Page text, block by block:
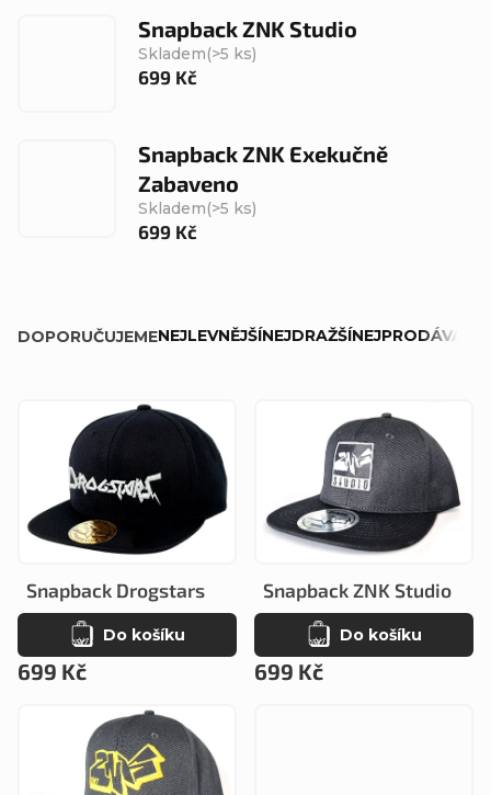
Snapback ZNK Studio
Skladem(>5 ks)
699 Kč
Snapback ZNK Exekučně
Zabaveno
Skladem(>5 ks)
699 Kč
a
p
r
o
d
DOPORUČUJEMENEJLEVNĚJŠÍNEJDRAŽŠÍ
p
r
o
Snapback Drogstars
699 Kč
Do košíku
Snapback ZNK Studio
699 Kč
Do košíku